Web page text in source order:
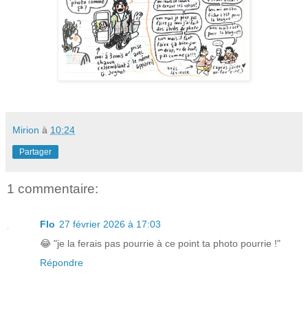
Mirion à 10:24
Partager
1 commentaire:
Flo 27 février 2026 à 17:03
😂 "je la ferais pas pourrie à ce point ta photo pourrie !"
Répondre